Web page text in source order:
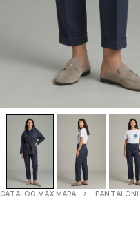
CATALOG MAX MARA PANTALONI